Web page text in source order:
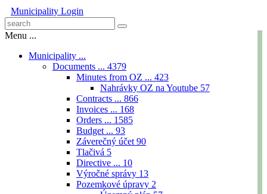
Municipality Login
Menu ...
Municipality ...
Documents ... 4379
Minutes from OZ ... 423
Nahrávky OZ na Youtube 57
Contracts ... 866
Invoices ... 168
Orders ... 1585
Budget ... 93
Záverečný účet 90
Tlačivá 5
Directive ... 10
Výročné správy 13
Pozemkové úpravy 2